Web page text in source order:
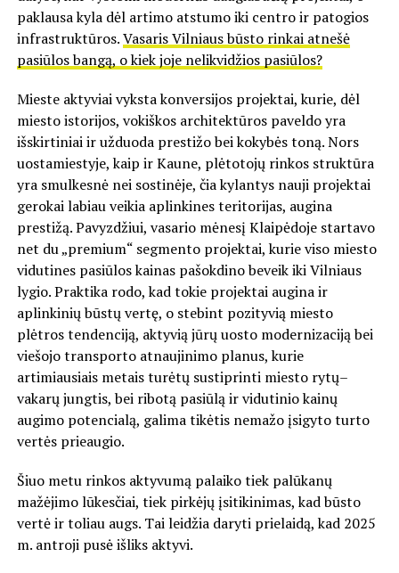
paklausa kyla dėl artimo atstumo iki centro ir patogios
infrastruktūros.Vasaris Vilniaus būsto rinkai atnešė
pasiūlos bangą, o kiek joje nelikvidžios pasiūlos?
Mieste aktyviai vyksta konversijos projektai, kurie, dėl
miesto istorijos, vokiškos architektūros paveldo yra
išskirtiniai ir užduoda prestižo bei kokybės toną. Nors
uostamiestyje, kaip ir Kaune, plėtotojų rinkos struktūra
yra smulkesnė nei sostinėje, čia kylantys nauji projektai
gerokai labiau veikia aplinkines teritorijas, augina
prestižą. Pavyzdžiui, vasario mėnesį Klaipėdoje startavo
net du „premium“ segmento projektai, kurie viso miesto
vidutines pasiūlos kainas pašokdino beveik iki Vilniaus
lygio. Praktika rodo, kad tokie projektai augina ir
aplinkinių būstų vertę, o stebint pozityvią miesto
plėtros tendenciją, aktyvią jūrų uosto modernizaciją bei
viešojo transporto atnaujinimo planus, kurie
artimiausiais metais turėtų sustiprinti miesto rytų–
vakarų jungtis, bei ribotą pasiūlą ir vidutinio kainų
augimo potencialą, galima tikėtis nemažo įsigyto turto
vertės prieaugio.
Šiuo metu rinkos aktyvumą palaiko tiek palūkanų
mažėjimo lūkesčiai, tiek pirkėjų įsitikinimas, kad būsto
vertė ir toliau augs. Tai leidžia daryti prielaidą, kad 2025
m. antroji pusė išliks aktyvi.